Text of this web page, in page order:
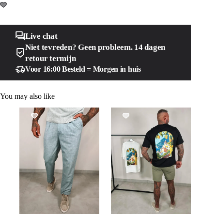
Live chat
Niet tevreden? Geen probleem. 14 dagen
retour termijn
Voor 16:00 Besteld = Morgen in huis
You may also like
SALE! SALE!